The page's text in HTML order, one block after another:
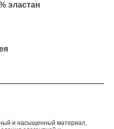
эластан
и насыщенный материал,